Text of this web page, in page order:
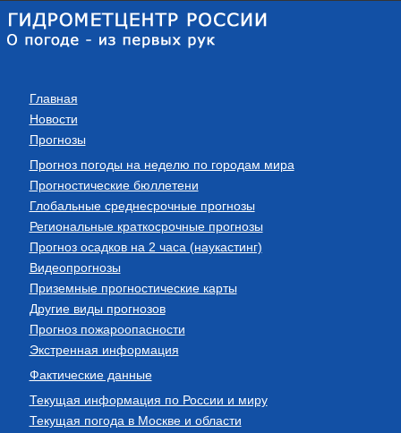
Главная
Новости
Прогнозы
Прогноз погоды на неделю по городам мира
Прогностические бюллетени
Глобальные среднесрочные прогнозы
Региональные краткосрочные прогнозы
Прогноз осадков на 2 часа (наукастинг)
Видеопрогнозы
Приземные прогностические карты
Другие виды прогнозов
Прогноз пожароопасности
Экстренная информация
Фактические данные
Текущая информация по России и миру
Текущая погода в Москве и области